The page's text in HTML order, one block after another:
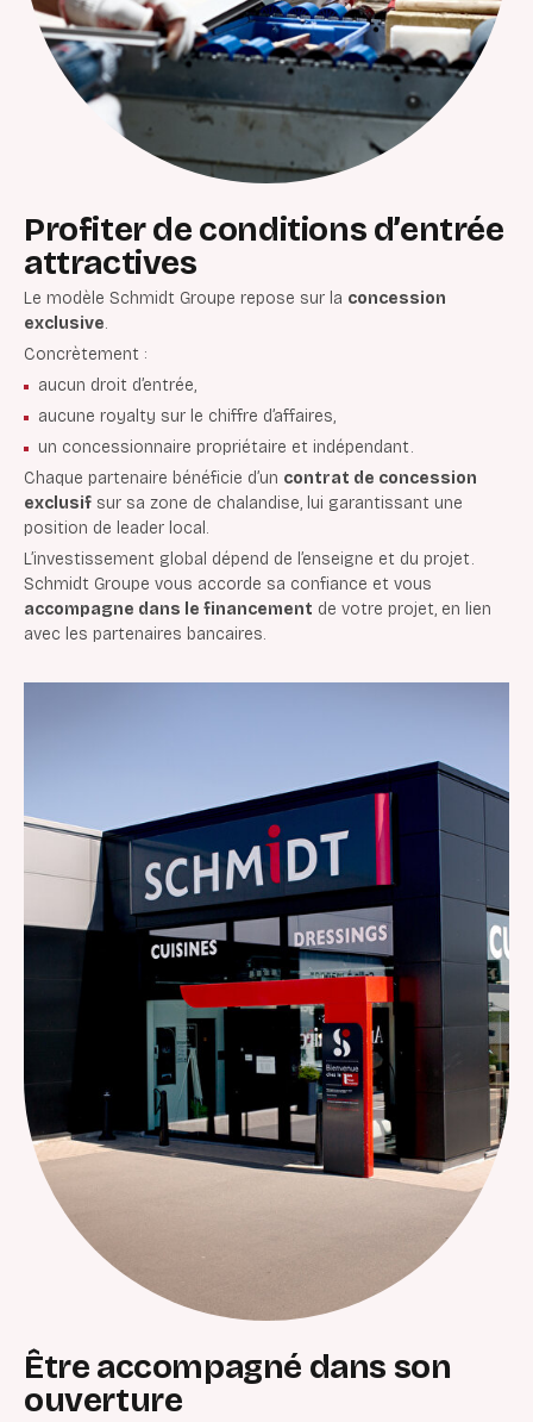
Profiter de conditions d’entrée
attractives
Le modèle Schmidt Groupe repose sur la concession
exclusive.
Concrètement :
aucun droit d’entrée,
aucune royalty sur le chiffre d’affaires,
un concessionnaire propriétaire et indépendant.
Chaque partenaire bénéficie d’un contrat de concession
exclusif sur sa zone de chalandise, lui garantissant une
position de leader local.
L’investissement global dépend de l’enseigne et du projet.
Schmidt Groupe vous accorde sa confiance et vous
accompagne dans le financement de votre projet, en lien
avec les partenaires bancaires.
Être accompagné dans son
ouverture